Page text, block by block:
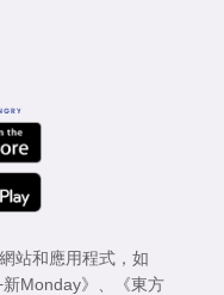
站和應用程式，如
新Monday》
《東方